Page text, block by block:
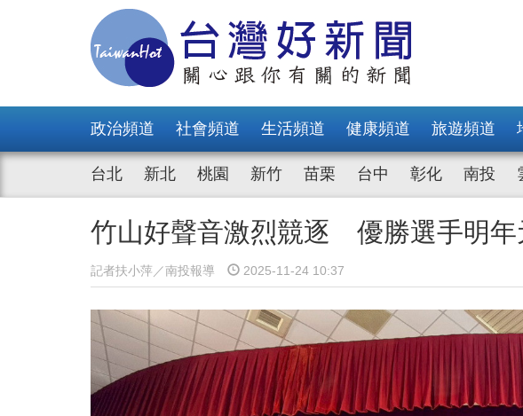
政治頻道 社會頻道 生活頻道 健康頻道 旅遊頻道
台北 新北 桃園 新竹 苗栗 台中 彰化 南投
竹山好聲音激烈競逐 優勝選手明年
記者扶小萍／南投報導 2025-11-24 10:37